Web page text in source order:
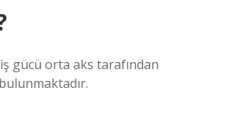
gücü orta aks tarafından